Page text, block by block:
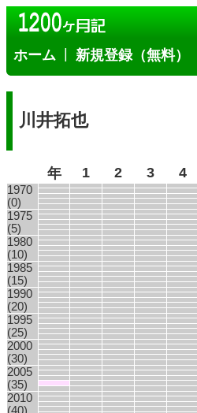
ホーム | 新規登録（無料）
川井拓也
年 1 2 3 4
1970
(0)
1975
(5)
1980
(10)
1985
(15)
1990
(20)
1995
(25)
2000
(30)
2005
(35)
2010
(40)